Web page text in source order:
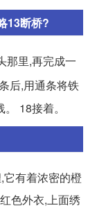
13断桥?
那里,再完成一
后,用通条将铁
18接着。
有着浓密的橙
色外衣,上面绣